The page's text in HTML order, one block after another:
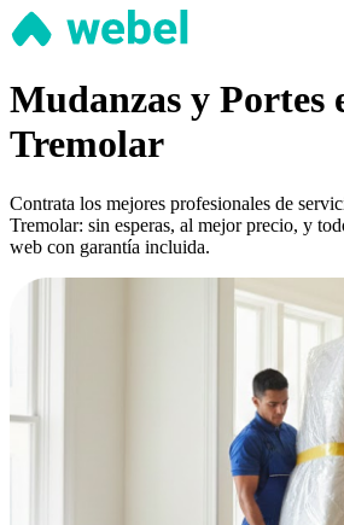
Mudanzas y Portes
Tremolar
Contrata los mejores profesionales de
Tremolar: sin esperas, al mejor precio, y
web con garantía incluida.